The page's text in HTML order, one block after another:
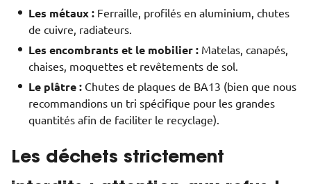
Les métaux : Ferraille, profilés en aluminium, chutes
de cuivre, radiateurs.
Les encombrants et le mobilier : Matelas, canapés,
chaises, moquettes et revêtements de sol.
Le plâtre : Chutes de plaques de BA13 (bien que nous
recommandions un tri spécifique pour les grandes
quantités afin de faciliter le recyclage).
Les déchets strictement